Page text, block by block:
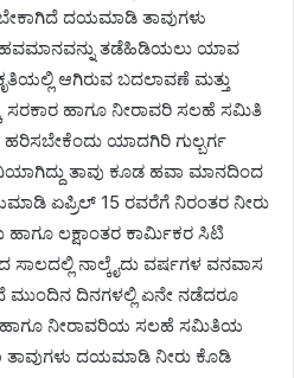
ಬೇಕಾಗಿದೆ ದಯಮಾಡಿ ತಾವುಗಳು
ಹವಮಾನವನ್ನು ತಡೆಹಿಡಿಯಲು ಯಾವ
ಆಗಿರುವ ಬದಲಾವಣೆ ಮತ್ತು
ಹಾಗೂ ನೀರಾವರಿ ಸಲಹೆ ಸಮಿತಿ
ಯಾದಗಿರಿ ಗುಲ್ಬರ್ಗ
ತಾವು ಕೂಡ ಹವಾ ಮಾನದಿಂದ
ಏಪ್ರಿಲ್ 15 ರವರೆಗೆ ನಿರಂತರ ನೀರು
ಹಾಗೂ ಲಕ್ಷಾಂತರ ಕಾರ್ಮಿಕರ ಸಿಟಿ
ಸಾಲದಲ್ಲಿ ನಾಲ್ಕೈದು ವರ್ಷಗಳ ವನವಾಸ
ಮುಂದಿನ ದಿನಗಳಲ್ಲಿ ಏನೇ ನಡೆದರೂ
ಹಾಗೂ ನೀರಾವರಿಯ ಸಲಹೆ ಸಮಿತಿಯ
ತಾವುಗಳು ದಯಮಾಡಿ ನೀರು ಕೊಡಿ